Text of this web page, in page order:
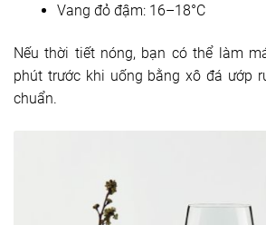
Vang đỏ đậm: 16–18°C
Nếu thời tiết nóng, bạn có thể làm
phút trước khi uống bằng xô đá ướp
chuẩn.